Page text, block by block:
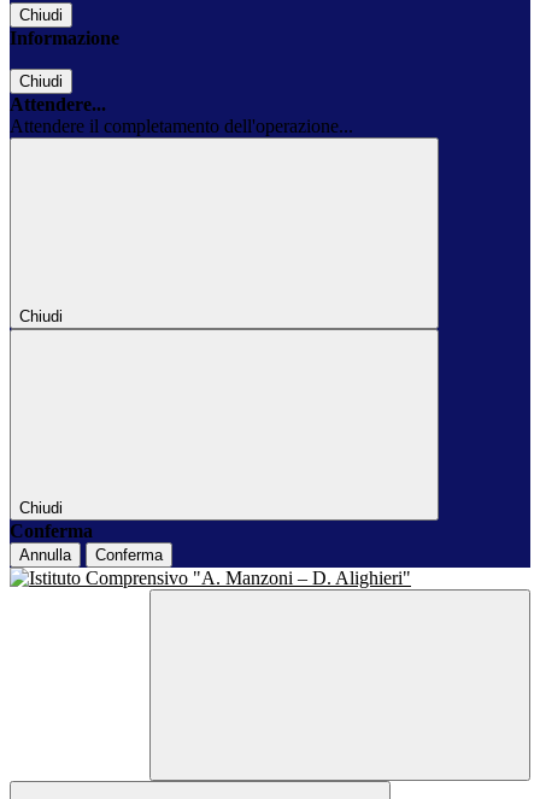
Chiudi
Informazione
Chiudi
Attendere...
Attendere il completamento dell'operazione...
Chiudi
Chiudi
Conferma
Annulla Conferma